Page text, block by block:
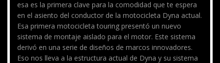
esa es la primera clave para la comodidad que te espera
en el asiento del conductor de la motocicleta Dyna actual.
Esa primera motocicleta touring presentó un nuevo
sistema de montaje aislado para el motor. Este sistema
derivó en una serie de diseños de marcos innovadores.
Eso nos lleva a la estructura actual de Dyna y su sistema